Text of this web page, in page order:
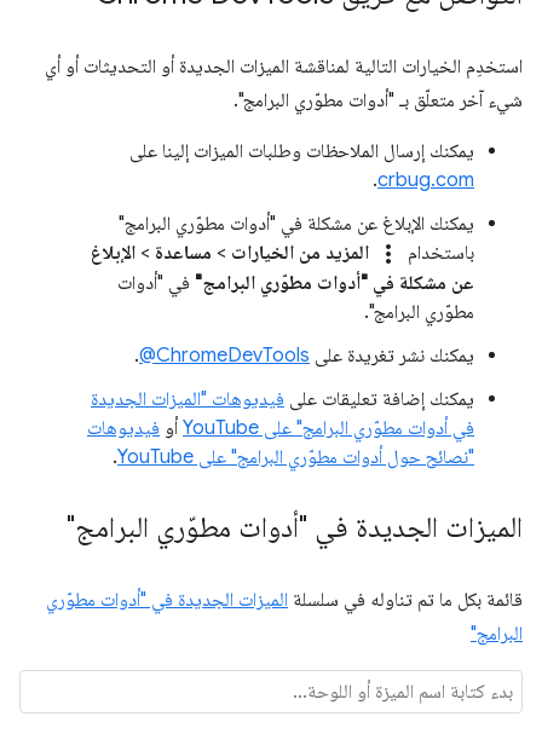
استخدِم الخيارات التالية لمناقشة الميزات الجديدة أو التحديثات أو أي
شيء آخر متعلّق بـ "أدوات مطوّري البرامج".
يمكنك إرسال الملاحظات وطلبات الميزات إلينا على
crbug.com
.
يمكنك الإبلاغ عن مشكلة في "أدوات مطوّري البرامج"
باستخدام
more_vert المزيد من الخيارات > مساعدة > الإبلاغ
عن مشكلة في "أدوات مطوّري البرامج" في "أدوات
مطوّري البرامج".
يمكنك نشر تغريدة على ‎@ChromeDevTools
.
يمكنك إضافة تعليقات على فيديوهات "الميزات الجديدة
في أدوات مطوّري البرامج" على YouTube
أو فيديوهات
"نصائح حول أدوات مطوّري البرامج" على YouTube
.
الميزات الجديدة في "أدوات مطوّري البرامج"
قائمة بكل ما تم تناوله في سلسلة الميزات الجديدة في "أدوات مطوّري
البرامج"